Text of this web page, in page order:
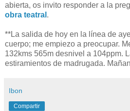
abierta, os invito responder a la
obra teatral .
**La salida de hoy en la línea de
cuerpo; me empiezo a preocupar.
132kms 565m desnivel a 104ppm.
estiramientos de madrugada.
Ibon
Compartir